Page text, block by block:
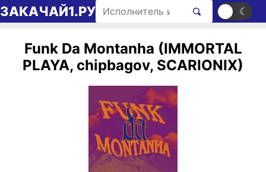
Перейти к содержимому
ЗАКАЧАЙ1.РУ Поиск рингтонов ☀ ☾
Funk Da Montanha (IMMORTAL
PLAYA, chipbagov, SCARIONIX)